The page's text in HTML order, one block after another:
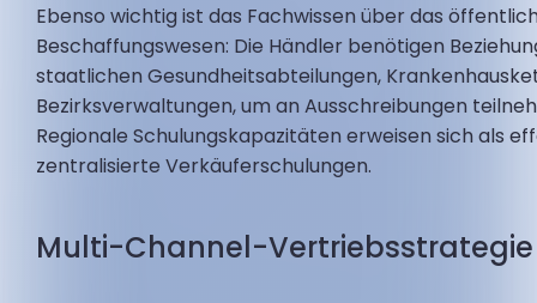
Ebenso wichtig ist das Fachwissen über das
Beschaffungswesen: Die Händler benötigen
staatlichen Gesundheitsabteilungen,
Bezirksverwaltungen, um an Ausschreibungen
Regionale Schulungskapazitäten erweisen sich als
zentralisierte Verkäuferschulungen.
Multi-Channel-Vertriebsstrategie